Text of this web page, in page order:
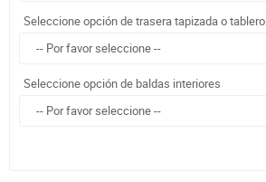
Seleccione opción de trasera tapizada o tablero
Seleccione opción de baldas interiores